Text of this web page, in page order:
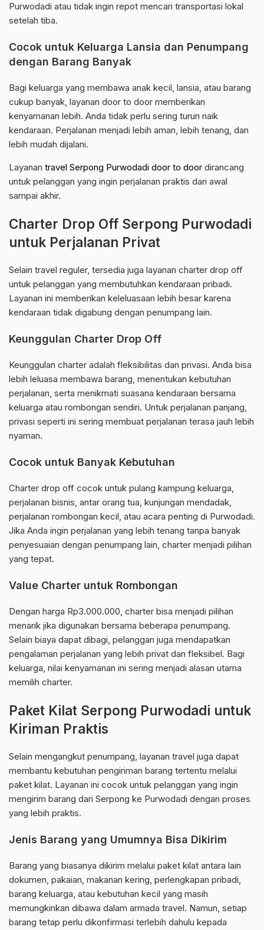
Purwodadi atau tidak ingin repot mencari transportasi lokal
setelah tiba.
Cocok untuk Keluarga Lansia dan Penumpang
dengan Barang Banyak
Bagi keluarga yang membawa anak kecil, lansia, atau barang
cukup banyak, layanan door to door memberikan
kenyamanan lebih. Anda tidak perlu sering turun naik
kendaraan. Perjalanan menjadi lebih aman, lebih tenang, dan
lebih mudah dijalani.
Layanan travel Serpong Purwodadi door to door dirancang
untuk pelanggan yang ingin perjalanan praktis dari awal
sampai akhir.
Charter Drop Off Serpong Purwodadi
untuk Perjalanan Privat
Selain travel reguler, tersedia juga layanan charter drop off
untuk pelanggan yang membutuhkan kendaraan pribadi.
Layanan ini memberikan keleluasaan lebih besar karena
kendaraan tidak digabung dengan penumpang lain.
Keunggulan Charter Drop Off
Keunggulan charter adalah fleksibilitas dan privasi. Anda bisa
lebih leluasa membawa barang, menentukan kebutuhan
perjalanan, serta menikmati suasana kendaraan bersama
keluarga atau rombongan sendiri. Untuk perjalanan panjang,
privasi seperti ini sering membuat perjalanan terasa jauh lebih
nyaman.
Cocok untuk Banyak Kebutuhan
Charter drop off cocok untuk pulang kampung keluarga,
perjalanan bisnis, antar orang tua, kunjungan mendadak,
perjalanan rombongan kecil, atau acara penting di Purwodadi.
Jika Anda ingin perjalanan yang lebih tenang tanpa banyak
penyesuaian dengan penumpang lain, charter menjadi pilihan
yang tepat.
Value Charter untuk Rombongan
Dengan harga Rp3.000.000, charter bisa menjadi pilihan
menarik jika digunakan bersama beberapa penumpang.
Selain biaya dapat dibagi, pelanggan juga mendapatkan
pengalaman perjalanan yang lebih privat dan fleksibel. Bagi
keluarga, nilai kenyamanan ini sering menjadi alasan utama
memilih charter.
Paket Kilat Serpong Purwodadi untuk
Kiriman Praktis
Selain mengangkut penumpang, layanan travel juga dapat
membantu kebutuhan pengiriman barang tertentu melalui
paket kilat. Layanan ini cocok untuk pelanggan yang ingin
mengirim barang dari Serpong ke Purwodadi dengan proses
yang lebih praktis.
Jenis Barang yang Umumnya Bisa Dikirim
Barang yang biasanya dikirim melalui paket kilat antara lain
dokumen, pakaian, makanan kering, perlengkapan pribadi,
barang keluarga, atau kebutuhan kecil yang masih
memungkinkan dibawa dalam armada travel. Namun, setiap
barang tetap perlu dikonfirmasi terlebih dahulu kepada